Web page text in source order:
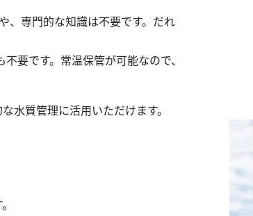
、専門的な知識は不要です。だれ
要です。常温保管が可能なので、
水質管理に活用いただけます。